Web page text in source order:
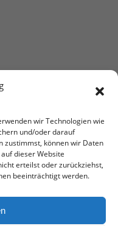
wir Technologien wie
und/oder darauf
zustimmst, können wir Daten
dieser Website
erteilst oder zurückziehst,
beeinträchtigt werden.
Kromer